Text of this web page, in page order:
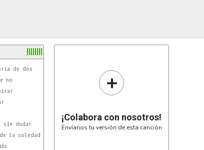
+
¡Colabora con nosotros!
Envíanos tu versión de esta canción